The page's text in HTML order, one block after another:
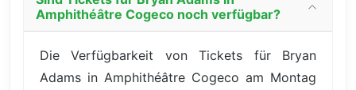
Amphithéâtre Cogeco noch verfügbar?
Die Verfügbarkeit von Tickets für Bryan
Adams in Amphithéâtre Cogeco am Montag